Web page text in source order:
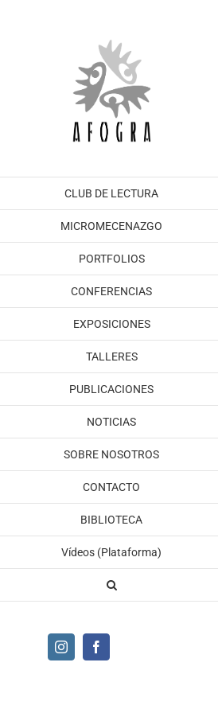
CLUB DE LECTURA
MICROMECENAZGO
PORTFOLIOS
CONFERENCIAS
EXPOSICIONES
TALLERES
PUBLICACIONES
NOTICIAS
SOBRE NOSOTROS
CONTACTO
BIBLIOTECA
Vídeos (Plataforma)
Instagram